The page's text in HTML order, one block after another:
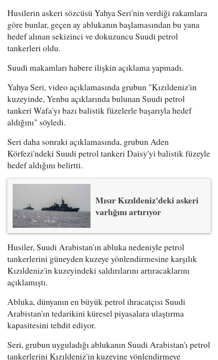
Husilerin askeri sözcüsü Yahya Seri'nin verdiği rakamlara
göre bunlar, geçen ay ablukanın başlamasından bu yana
hedef alınan sekizinci ve dokuzuncu Suudi petrol
tankerleri oldu.
Suudi makamları habere ilişkin açıklama yapmadı.
Yahya Seri, video açıklamasında grubun "Kızıldeniz'in
kuzeyinde, Yenbu açıklarında bulunan Suudi petrol
tankeri Wafa'yı bazı balistik füzelerle başarıyla hedef
aldığını" söyledi.
Seri daha sonraki açıklamasında, grubun Aden
Körfezi'ndeki Suudi petrol tankeri Daisy'yi balistik füzeyle
hedef aldığını belirtti.
Mısır Kızıldeniz'deki askeri
varlığını artırıyor
Husiler, Suudi Arabistan'ın abluka nedeniyle petrol
tankerlerini güneyden kuzeye yönlendirmesine karşılık
Kızıldeniz'in kuzeyindeki saldırılarını artıracaklarını
açıklamıştı.
Abluka, dünyanın en büyük petrol ihracatçısı Suudi
Arabistan'ın tedarikini küresel piyasalara ulaştırma
kapasitesini tehdit ediyor.
Seri, grubun uyguladığı ablukanın Suudi Arabistan'ı petrol
tankerlerini Kızıldeniz'in kuzeyine yönlendirmeye